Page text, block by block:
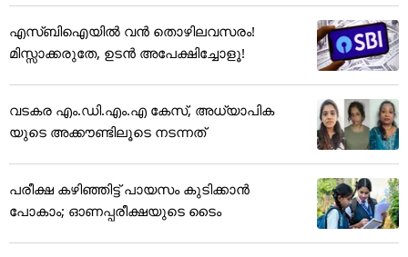
എസ്ബിഐയിൽ വൻ തൊഴിലവസരം!
മിസ്സാക്കരുതേ, ഉടൻ അപേക്ഷിച്ചോളൂ!
വടകര എം.ഡി.എം.എ കേസ്, അധ്യാപിക
യുടെ അക്കൗണ്ടിലൂടെ നടന്നത്
പരീക്ഷ കഴിഞ്ഞിട്ട് പായസം കുടിക്കാന്‍
പോകാം; ഓണപ്പരീക്ഷയുടെ ടൈം